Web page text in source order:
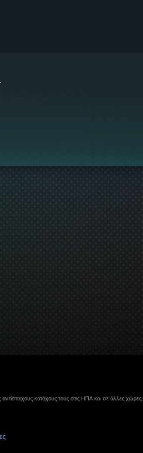
κατόχους τους στις ΗΠΑ και σε άλλες χώρες.